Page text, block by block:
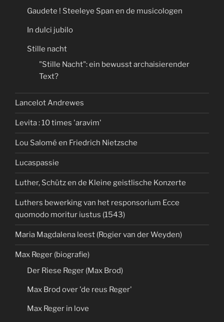
Gaudete ! Steeleye Span en de musicologen
In dulci jubilo
Stille nacht
"Stille Nacht": ein bewusst archaisierender
Text?
Lancelot Andrewes
Levita : 10 times 'aravim'
Lou Salomé en Friedrich Nietzsche
Lucaspassie
Luther, Schütz en de Kleine geistlische Konzerte
Luthers bewerking van het responsorium Ecce
quomodo moritur iustus (1543)
Maria Magdalena leest (Rogier van der Weyden)
Max Reger (biografie)
Der Riese Reger (Max Brod)
Max Brod over 'de reus Reger'
Max Reger in love